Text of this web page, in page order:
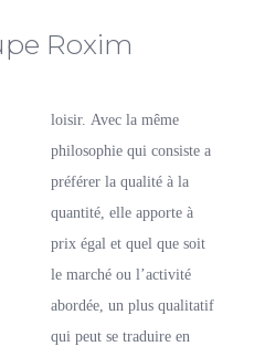
Roxim
loisir. Avec la même
philosophie qui consiste a
préférer la qualité à la
quantité, elle apporte à
prix égal et quel que soit
le marché ou l’activité
abordée, un plus qualitatif
qui peut se traduire en